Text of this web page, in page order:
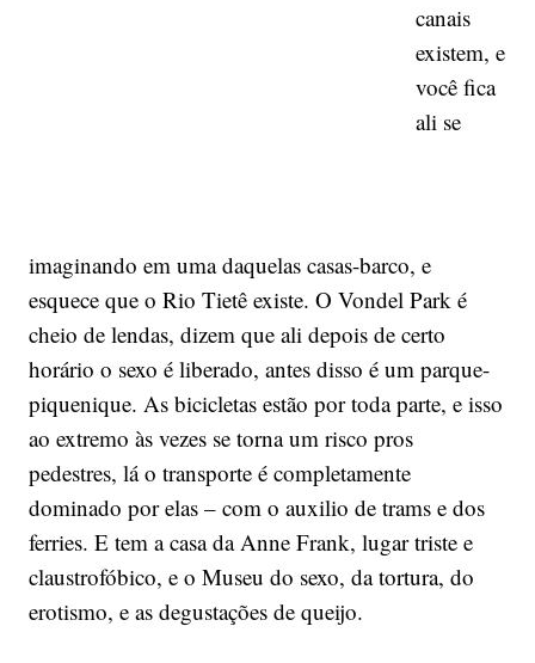
canais
existem, e
você fica
ali se
imaginando em uma daquelas casas-barco, e
esquece que o Rio Tietê existe. O Vondel Park é
cheio de lendas, dizem que ali depois de certo
horário o sexo é liberado, antes disso é um parque-
piquenique. As bicicletas estão por toda parte, e isso
ao extremo às vezes se torna um risco pros
pedestres, lá o transporte é completamente
dominado por elas – com o auxilio de trams e dos
ferries. E tem a casa da Anne Frank, lugar triste e
claustrofóbico, e o Museu do sexo, da tortura, do
erotismo, e as degustações de queijo.